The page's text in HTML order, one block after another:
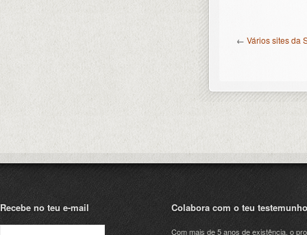
← Vários sites da
Recebe no teu e-mail Colabora com o teu testemunho
Com mais de 5 anos de existência, o